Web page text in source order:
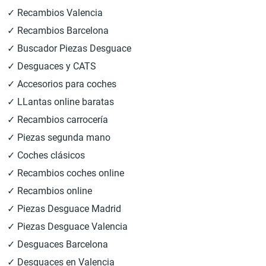
✓ Recambios Valencia
✓ Recambios Barcelona
✓ Buscador Piezas Desguace
✓ Desguaces y CATS
✓ Accesorios para coches
✓ LLantas online baratas
✓ Recambios carrocería
✓ Piezas segunda mano
✓ Coches clásicos
✓ Recambios coches online
✓ Recambios online
✓ Piezas Desguace Madrid
✓ Piezas Desguace Valencia
✓ Desguaces Barcelona
✓ Desguaces en Valencia